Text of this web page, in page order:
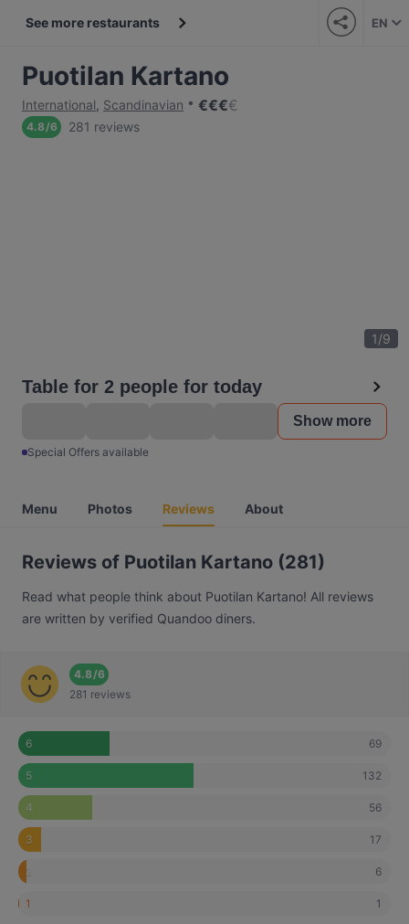
See more restaurants EN
Puotilan Kartano
International, Scandinavian €€€€
4.8/6 281 reviews
1/9
Table for 2 people for today
Show more
Special Offers available
Menu Photos Reviews About
Reviews of Puotilan Kartano (281)
Read what people think about Puotilan Kartano! All reviews
are written by verified Quandoo diners.
4.8/6
281 reviews
6 69
5 132
4 56
3 17
6
1 1